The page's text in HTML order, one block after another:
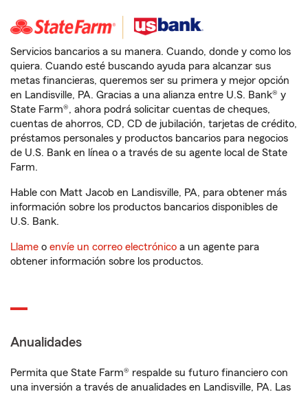
Servicios bancarios a su manera. Cuando, donde y como los
quiera. Cuando esté buscando ayuda para alcanzar sus
metas financieras, queremos ser su primera y mejor opción
en Landisville, PA. Gracias a una alianza entre U.S. Bank® y
State Farm®, ahora podrá solicitar cuentas de cheques,
cuentas de ahorros, CD, CD de jubilación, tarjetas de crédito,
préstamos personales y productos bancarios para negocios
de U.S. Bank en línea o a través de su agente local de State
Farm.
Hable con Matt Jacob en Landisville, PA, para obtener más
información sobre los productos bancarios disponibles de
U.S. Bank.
Llame o envíe un correo electrónico a un agente para
obtener información sobre los productos.
Anualidades
Permita que State Farm® respalde su futuro financiero con
una inversión a través de anualidades en Landisville, PA. Las